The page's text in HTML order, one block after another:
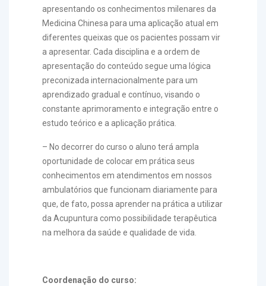
apresentando os conhecimentos milenares da
Medicina Chinesa para uma aplicação atual em
diferentes queixas que os pacientes possam vir
a apresentar. Cada disciplina e a ordem de
apresentação do conteúdo segue uma lógica
preconizada internacionalmente para um
aprendizado gradual e contínuo, visando o
constante aprimoramento e integração entre o
estudo teórico e a aplicação prática.
– No decorrer do curso o aluno terá ampla
oportunidade de colocar em prática seus
conhecimentos em atendimentos em nossos
ambulatórios que funcionam diariamente para
que, de fato, possa aprender na prática a utilizar
da Acupuntura como possibilidade terapêutica
na melhora da saúde e qualidade de vida.
Coordenação do curso: